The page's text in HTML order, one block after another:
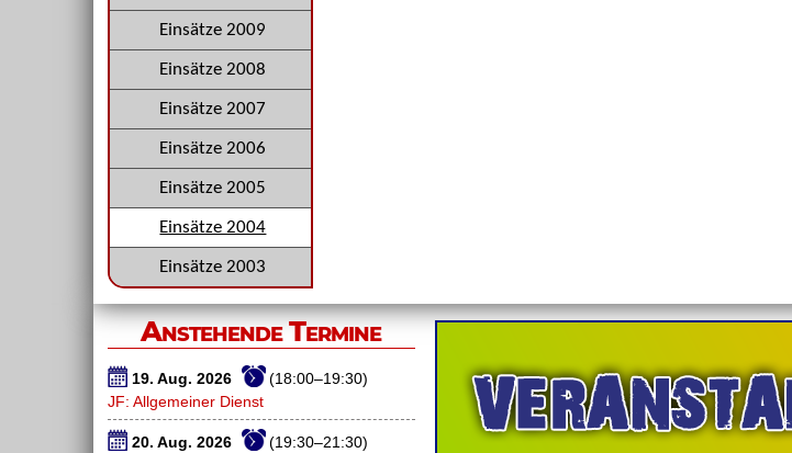
Einsätze 2009
Einsätze 2008
Einsätze 2007
Einsätze 2006
Einsätze 2005
Einsätze 2004
Einsätze 2003
Anstehende Termine
19. Aug. 2026
(18:00–19:30)
JF: Allgemeiner Dienst
20. Aug. 2026
(19:30–21:30)